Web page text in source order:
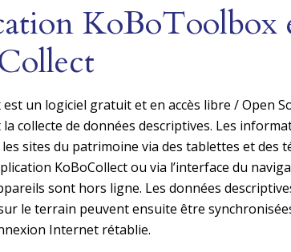
KoBoToolbox
un logiciel gratuit et en accès libre / Open
collecte de données descriptives. Les
sites du patrimoine via des tablettes et des
KoBoCollect ou via l’interface du
sont hors ligne. Les données
le terrain peuvent ensuite être
Internet rétablie.